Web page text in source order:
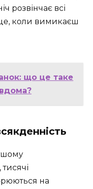
розвінчає всі
коли вимикаєш
що це таке
тисячі
на